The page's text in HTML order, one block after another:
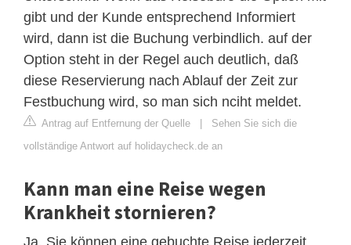
gibt und der Kunde entsprechend Informiert
wird, dann ist die Buchung verbindlich. auf der
Option steht in der Regel auch deutlich, daß
diese Reservierung nach Ablauf der Zeit zur
Festbuchung wird, so man sich nciht meldet.
Antrag auf Entfernung der Quelle | Sehen Sie sich die
vollständige Antwort auf holidaycheck.de an
Kann man eine Reise wegen
Krankheit stornieren?
Ja, Sie können eine gebuchte Reise jederzeit